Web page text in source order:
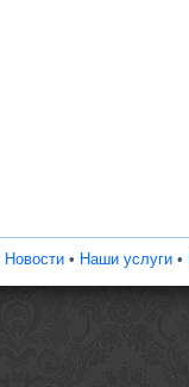
Новости• Наши услуги•